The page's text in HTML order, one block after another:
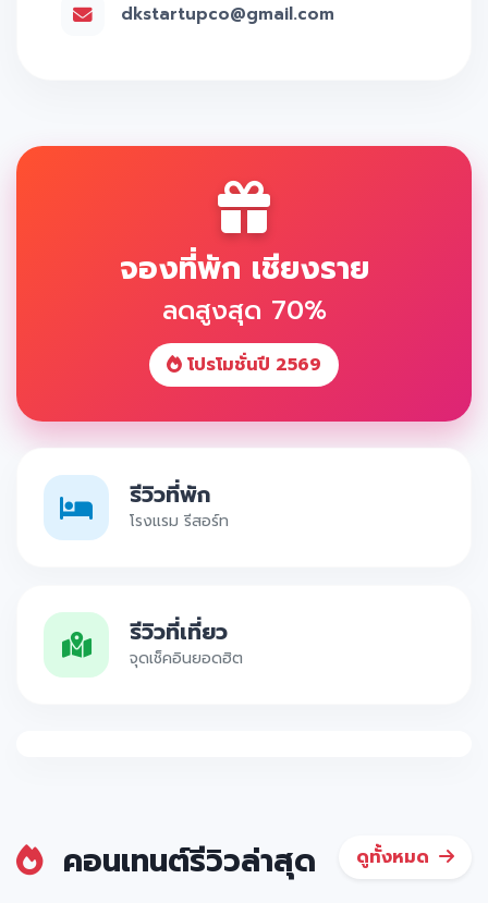
dkstartupco@gmail.com
จองที่พัก เชียงราย
ลดสูงสุด 70%
โปรโมชั่นปี 2569
รีวิวที่พัก
โรงแรม รีสอร์ท
รีวิวที่เที่ยว
จุดเช็คอินยอดฮิต
คอนเทนต์รีวิวล่าสุด ดูทั้งหมด